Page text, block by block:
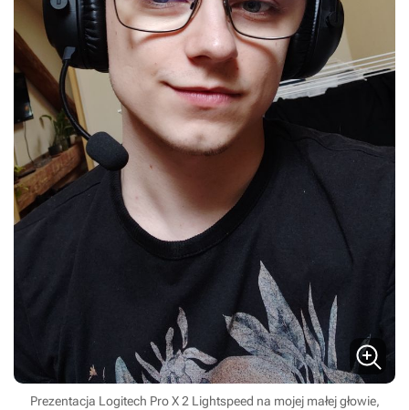
Prezentacja Logitech Pro X 2 Lightspeed na mojej małej głowie,